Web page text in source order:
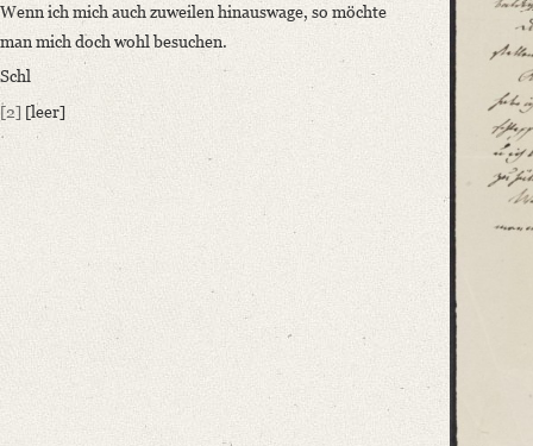
Editors
Bamberg, Claudia
Wenn ich mich auch zuweilen hinauswage, so möchte
man mich doch wohl besuchen.
Schl
[2] [leer]